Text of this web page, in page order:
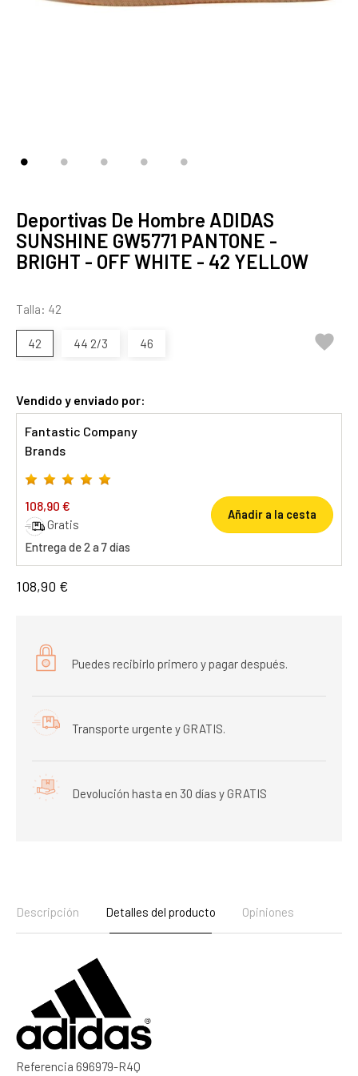
Deportivas De Hombre ADIDAS
SUNSHINE GW5771 PANTONE -
BRIGHT - OFF WHITE - 42 YELLOW
Talla: 42
42 44 2/3 46 
Vendido y enviado por:
Fantastic Company
Brands
108,90 €
Gratis
Entrega de 2 a 7 días
Añadir a la cesta
108,90 €
Puedes recibirlo primero y pagar después.
Transporte urgente y GRATIS.
Devolución hasta en 30 días y GRATIS
Descripción Detalles del producto Opiniones
Referencia 696979-R4Q